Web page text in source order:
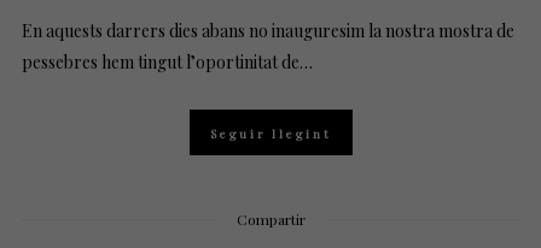
En aquests darrers dies abans no inauguresim la nostra mostra de
pessebres hem tingut l’oportinitat de…
Seguir llegint
Compartir